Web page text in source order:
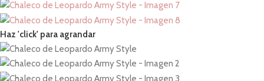
Haz 'click' para agrandar